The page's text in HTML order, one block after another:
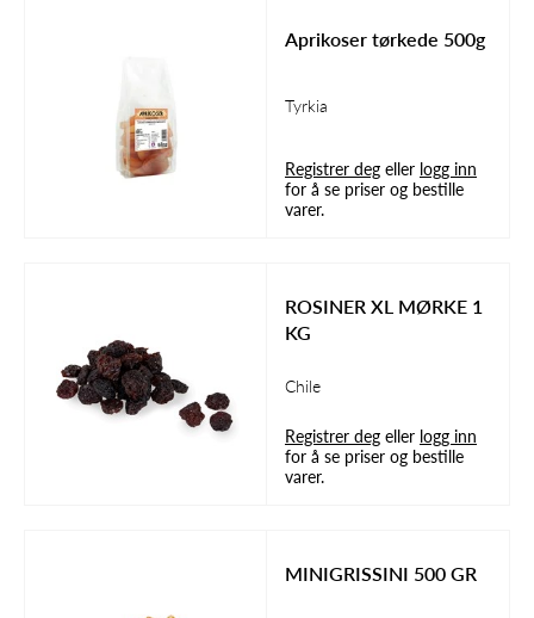
Aprikoser tørkede 500g
Tyrkia
Registrer deg eller logg inn
for å se priser og bestille
varer.
ROSINER XL MØRKE 1
KG
Chile
Registrer deg eller logg inn
for å se priser og bestille
varer.
MINIGRISSINI 500 GR